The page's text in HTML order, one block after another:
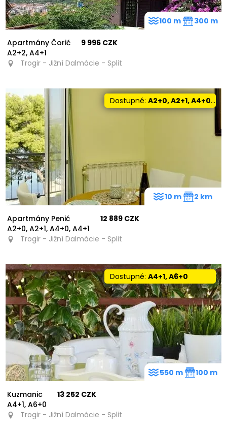
Apartmány Čorić
A2+2, A4+1
9 996 CZK
Trogir - Jižní Dalmácie - Split
100 m 300 m
Dostupné:A2+0, A2+1, A4+0, A4+1
Apartmány Penić
A2+0, A2+1, A4+0, A4+1
12 889 CZK
Trogir - Jižní Dalmácie - Split
10 m 2 km
Dostupné:A4+1, A6+0
Kuzmanic
A4+1, A6+0
13 252 CZK
Trogir - Jižní Dalmácie - Split
550 m 100 m